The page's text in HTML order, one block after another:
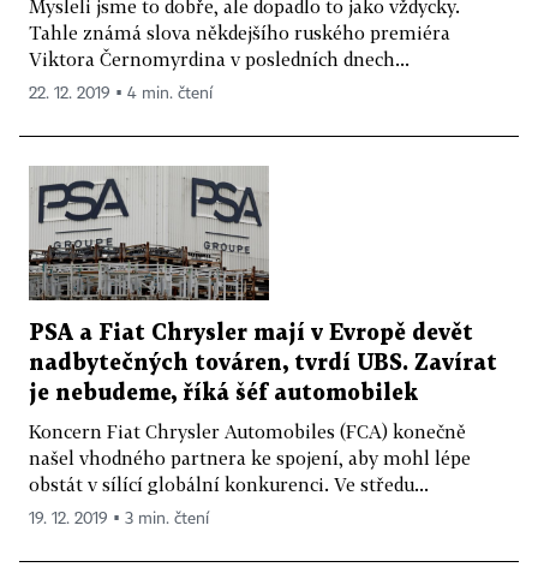
Mysleli jsme to dobře, ale dopadlo to jako vždycky.
Tahle známá slova někdejšího ruského premiéra
Viktora Černomyrdina v posledních dnech...
22. 12. 2019 ▪ 4 min. čtení
PSA a Fiat Chrysler mají v Evropě devět
nadbytečných továren, tvrdí UBS. Zavírat
je nebudeme, říká šéf automobilek
Koncern Fiat Chrysler Automobiles (FCA) konečně
našel vhodného partnera ke spojení, aby mohl lépe
obstát v sílící globální konkurenci. Ve středu...
19. 12. 2019 ▪ 3 min. čtení